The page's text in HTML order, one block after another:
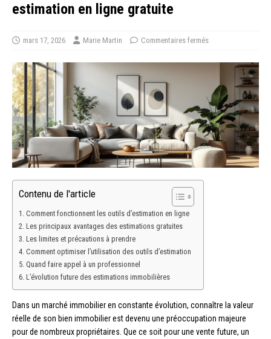
estimation en ligne gratuite
mars 17, 2026 Marie Martin Commentaires fermés
Contenu de l'article
Comment fonctionnent les outils d’estimation en ligne
Les principaux avantages des estimations gratuites
Les limites et précautions à prendre
Comment optimiser l’utilisation des outils d’estimation
Quand faire appel à un professionnel
L’évolution future des estimations immobilières
Dans un marché immobilier en constante évolution, connaître la valeur
réelle de son bien immobilier est devenu une préoccupation majeure
pour de nombreux propriétaires. Que ce soit pour une vente future, un